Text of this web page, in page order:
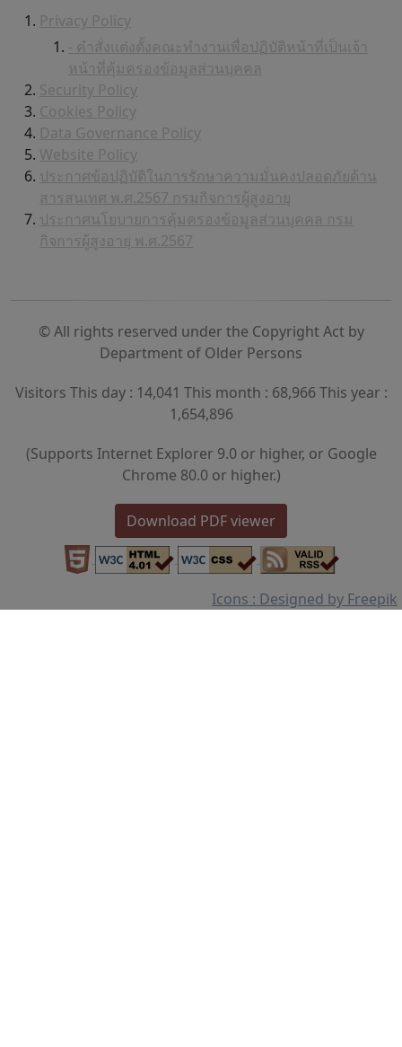
Privacy Policy
- คำสั่งแต่งตั้งคณะทำงานเพื่อปฏิบัติหน้าที่เป็นเจ้า
หน้าที่คุ้มครองข้อมูลส่วนบุคคล
Security Policy
Cookies Policy
Data Governance Policy
Website Policy
ประกาศข้อปฏิบัติในการรักษาความมั่นคงปลอดภัยด้าน
สารสนเทศ พ.ศ.2567 กรมกิจการผู้สูงอายุ
ประกาศนโยบายการคุ้มครองข้อมูลส่วนบุคคล กรม
กิจการผู้สูงอายุ พ.ศ.2567
© All rights reserved under the Copyright Act by
Department of Older Persons
Visitors This day : 14,041 This month : 68,966 This year :
1,654,896
(Supports Internet Explorer 9.0 or higher, or Google
Chrome 80.0 or higher.)
Download PDF viewer
Icons : Designed by Freepik